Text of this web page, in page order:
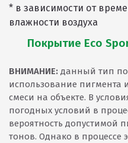
* в зависимости от
влажности воздуха
Покрытие Eco
ВНИМАНИЕ: данный тип
использование пигмента
смеси на объекте. В
погодных условий в
вероятность допустимой
тонов. Однако в процессе